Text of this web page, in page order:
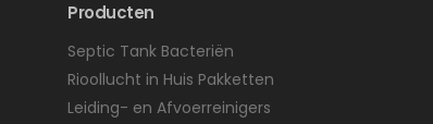
Producten
Septic Tank Bacteriën
Rioollucht in Huis Pakketten
Leiding- en Afvoerreinigers